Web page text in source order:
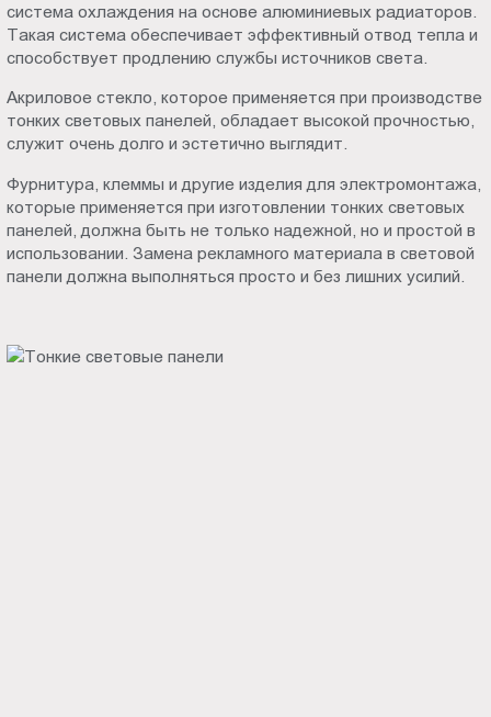
система охлаждения на основе алюминиевых радиаторов.
Такая система обеспечивает эффективный отвод тепла и
способствует продлению службы источников света.
Акриловое стекло, которое применяется при производстве
тонких световых панелей, обладает высокой прочностью,
служит очень долго и эстетично выглядит.
Фурнитура, клеммы и другие изделия для электромонтажа,
которые применяется при изготовлении тонких световых
панелей, должна быть не только надежной, но и простой в
использовании. Замена рекламного материала в световой
панели должна выполняться просто и без лишних усилий.